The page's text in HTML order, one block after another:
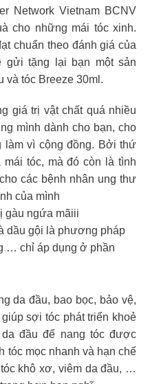
Network Vietnam BCNV
cho những mái tóc xinh.
chuẩn theo đánh giá của
gửi tặng lại bạn một sản
và tóc Breeze 30ml.
giá trị vật chất quá nhiều
mình dành cho bạn, cho
làm vì cộng đồng. Bởi thứ
tóc, mà đó còn là tình
các bệnh nhân ung thư
của mình
gàu ngứa mãiii
dầu gội là phương pháp
… chỉ áp dụng ở phần
da đầu, bao bọc, bảo vệ,
sợi tóc phát triển khoẻ
đầu để nang tóc được
tóc mọc nhanh và hạn chế
khô xơ, viêm da đầu, …